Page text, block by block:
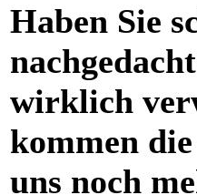
Haben Sie
wirklich
kommen
uns noch